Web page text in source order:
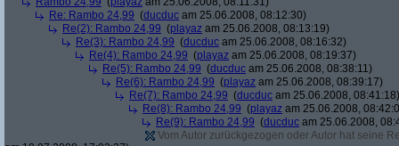
Re: Rambo 24,99 (ducduc am 25.06.2008, 08:12:30)
Re(2): Rambo 24,99 (playaz am 25.06.2008, 08:13:19)
Re(3): Rambo 24,99 (ducduc am 25.06.2008, 08:16:32)
Re(4): Rambo 24,99 (playaz am 25.06.2008, 08:19:37)
Re(5): Rambo 24,99 (ducduc am 25.06.2008, 08:38:11)
Re(6): Rambo 24,99 (playaz am 25.06.2008, 08:39:17)
Re(7): Rambo 24,99 (ducduc am 25.06.2008, 08:41:18)
Re(8): Rambo 24,99 (playaz am 25.06.2008,
Re(9): Rambo 24,99 (ducduc am 25.06.2008,
Vom Autor zurückgezogen oder Autor hat seine